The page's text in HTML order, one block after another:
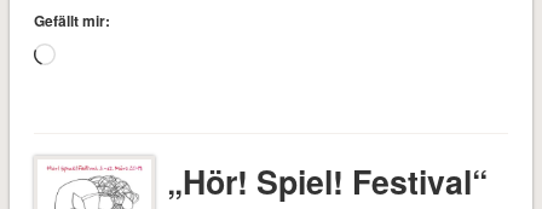
Gefällt mir:
Wird
„Hör! Spiel! Festival“